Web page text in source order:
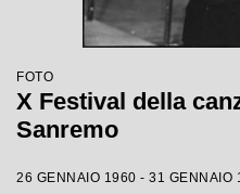
FOTO
X Festival della
Sanremo
26 GENNAIO 1960 - 31 GENNAIO